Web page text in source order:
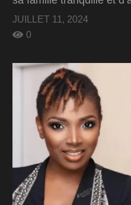
JUILLET 11, 2024
0